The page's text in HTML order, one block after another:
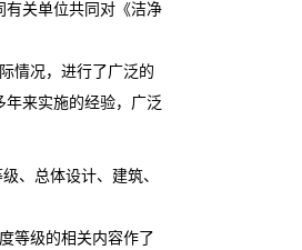
有关单位共同对《洁净
情况，进行了广泛的
年来实施的经验，广泛
、总体设计、建筑、
等级的相关内容作了